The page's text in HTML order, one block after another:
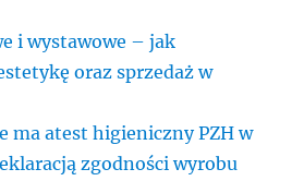
i wystawowe – jak
oraz sprzedaż w
ma atest higieniczny PZH w
zgodności wyrobu